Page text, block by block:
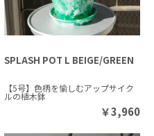
SPLASH POT L BEIGE/GREEN
【5号】色柄を愉しむアップサイク
ルの植木鉢
￥3,960